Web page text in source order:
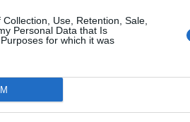
Use, Retention, Sale,
Personal Data that Is
for which it was